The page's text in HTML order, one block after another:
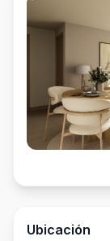
Ubicación